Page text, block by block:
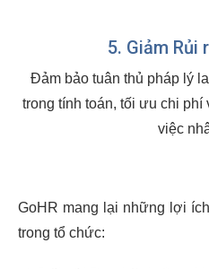
5. Giảm Rủi
Đảm bảo tuân thủ pháp lý
trong tính toán, tối ưu chi phí
việc
GoHR mang lại những lợi
trong tổ chức: